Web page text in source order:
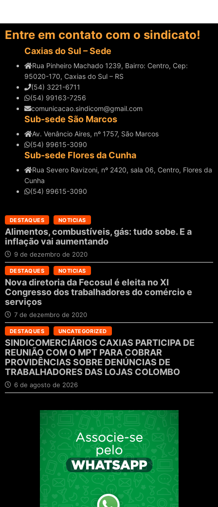
Entre em contato com o sindicato!
Caxias do Sul – Sede
Rua Pinheiro Machado 1239, Bairro: Centro, Cep:
95020-170, Caxias do Sul – RS
(54) 3221-6711
(54) 99163-7256
comunicacao.sindicom@gmail.com
Sub-sede São Marcos
Av. Venâncio Aires, nº 1757, São Marcos
(54) 99615-3090
Sub-sede Flores da Cunha
Rua Severo Ravizoni, nº 2420, sala 06, Centro, Flores da
Cunha
(54) 99615-3090
DESTAQUES NOTICIAS
Alimentos, combustíveis, gás: tudo sobe. E a
inflação vai aumentando
9 de dezembro de 2020
DESTAQUES NOTICIAS
Nova diretoria da Fecosul é eleita no XI
Congresso dos trabalhadores do comércio e
serviços
7 de dezembro de 2020
DESTAQUES UNCATEGORIZED
SINDICOMERCIÁRIOS CAXIAS PARTICIPA DE
REUNIÃO COM O MPT PARA COBRAR
PROVIDÊNCIAS SOBRE DENÚNCIAS DE
TRABALHADORES DAS LOJAS COLOMBO
6 de agosto de 2026